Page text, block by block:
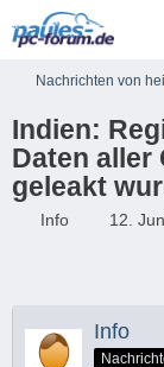
Nachrichten von
Indien:
Daten aller
geleakt
Info 12.
Info